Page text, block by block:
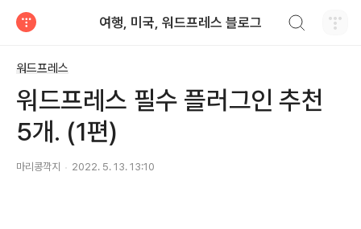
여행, 미국, 워드프레스 블로그
워드프레스
워드프레스 필수 플러그인 추천
5개. (1편)
마리콩깍지 2022. 5. 13. 13:10